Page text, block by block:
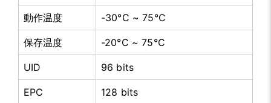
動作温度 -30°C ~ 75°C
保存温度 -20°C ~ 75°C
UID 96 bits
EPC 128 bits